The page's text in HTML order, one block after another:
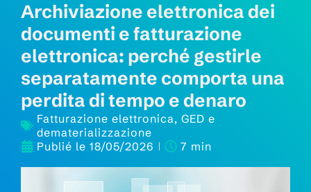
Archiviazione elettronica dei
documenti e fatturazione
elettronica: perché gestirle
separatamente comporta una
perdita di tempo e denaro
Fatturazione elettronica, GED e
dematerializzazione
Publié le 18/05/2026 7 min